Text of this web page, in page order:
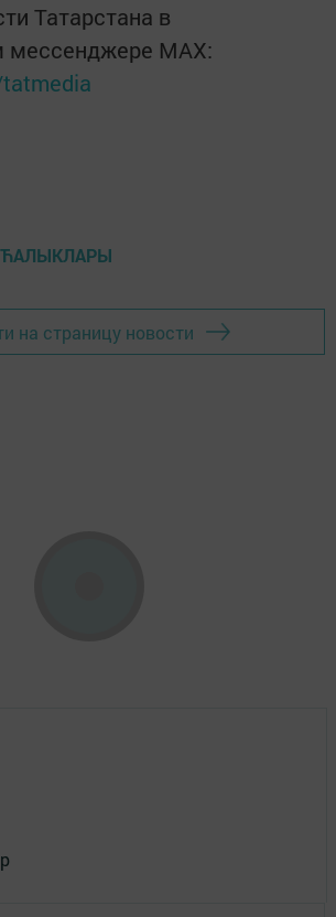
Татарстана в
мессенджере MАХ:
на страницу новости